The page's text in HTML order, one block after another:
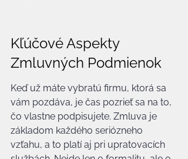
Kľúčové Aspekty
Zmluvných Podmienok
Keď už máte vybratú firmu, ktorá sa
vám pozdáva, je čas pozrieť sa na to,
čo vlastne podpisujete. Zmluva je
základom každého seriózneho
vzťahu, a to platí aj pri upratovacích